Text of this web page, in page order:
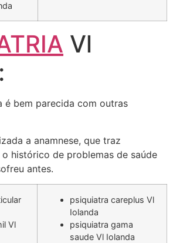
Vl
é bem parecida com outras
a anamnese, que traz
histórico de problemas de saúde
antes.
Vl
psiquiatra careplus Vl
Iolanda
psiquiatra gama
saude Vl Iolanda